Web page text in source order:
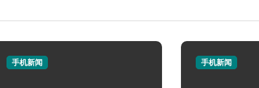
手机新闻 手机新闻